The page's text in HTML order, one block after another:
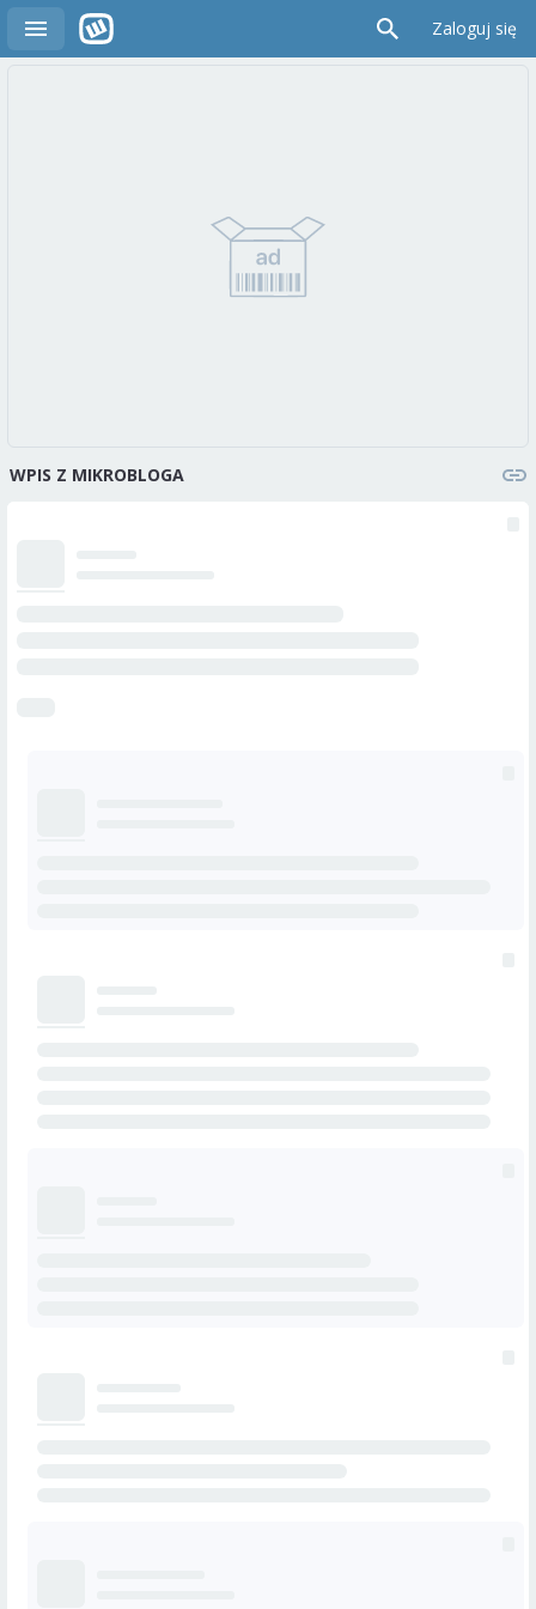
Zaloguj się
WPIS Z MIKROBLOGA